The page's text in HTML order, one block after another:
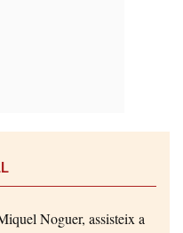
Noguer, assisteix a